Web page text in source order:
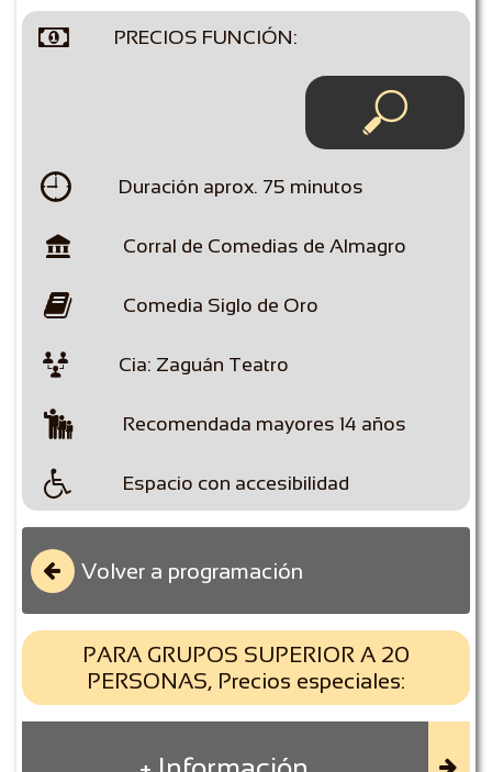
 PRECIOS FUNCIÓN:

 Duración aprox. 75 minutos
 Corral de Comedias de Almagro
 Comedia Siglo de Oro
 Cia: Zaguán Teatro
 Recomendada mayores 14 años
 Espacio con accesibilidad
Volver a programación

PARA GRUPOS SUPERIOR A 20
PERSONAS, Precios especiales:
